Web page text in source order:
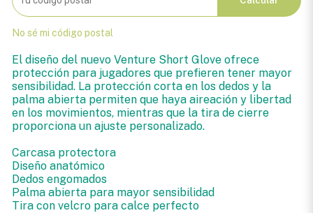
No sé mi código postal
El diseño del nuevo Venture Short Glove ofrece
protección para jugadores que prefieren tener mayor
sensibilidad. La protección corta en los dedos y la
palma abierta permiten que haya aireación y libertad
en los movimientos, mientras que la tira de cierre
proporciona un ajuste personalizado.
Carcasa protectora
Diseño anatómico
Dedos engomados
Palma abierta para mayor sensibilidad
Tira con velcro para calce perfecto